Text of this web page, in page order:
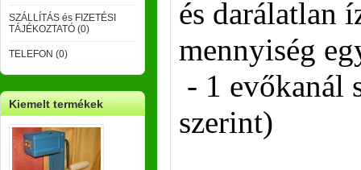
SZÁLLÍTÁS és FIZETÉSI
TÁJÉKOZTATÓ (0)
TELEFON (0)
Kiemelt termékek
és darálatlan
mennyiség
- 1 evőkanál
szerint)